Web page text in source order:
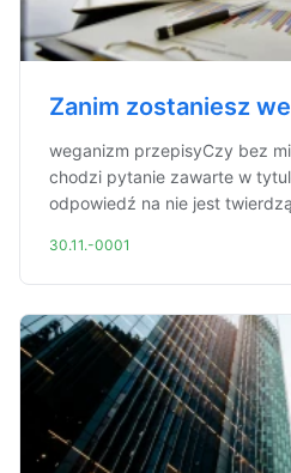
Zanim zostaniesz
weganizm przepisyCzy bez
chodzi pytanie zawarte w
odpowiedź na nie jest
30.11.-0001